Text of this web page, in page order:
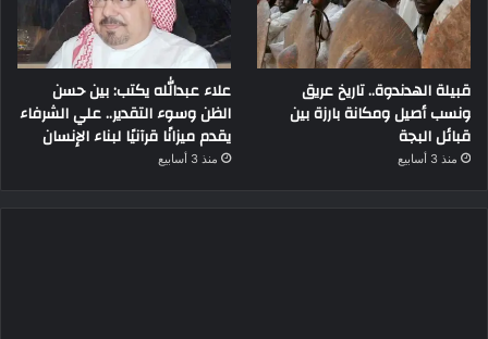
قبيلة الهدندوة.. تاريخ عريق
ونسب أصيل ومكانة بارزة بين
قبائل البجة
منذ 3 أسابيع
علاء عبدالله يكتب: بين حسن
الظن وسوء التقدير.. علي الشرفاء
يقدم ميزانًا قرآنيًا لبناء الإنسان
منذ 3 أسابيع